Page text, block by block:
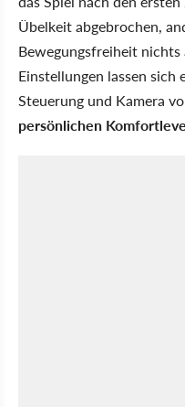
Übelkeit abgebrochen,
Bewegungsfreiheit nichts
Einstellungen lassen sich
Steuerung und Kamera
persönlichen